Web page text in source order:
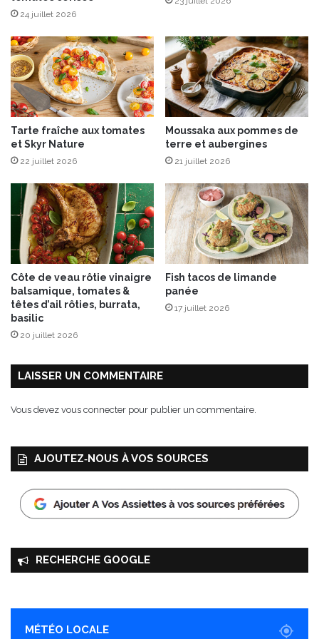
24 juillet 2026
Tarte fraîche aux tomates
et Skyr Nature
22 juillet 2026
Moussaka aux pommes de
terre et aubergines
21 juillet 2026
Côte de veau rôtie vinaigre
balsamique, tomates &
têtes d’ail rôties, burrata,
basilic
20 juillet 2026
Fish tacos de limande
panée
17 juillet 2026
LAISSER UN COMMENTAIRE
Vous devez vous connecter pour publier un commentaire.
AJOUTEZ‑NOUS À VOS SOURCES
RECHERCHE GOOGLE
MÉTÉO LOCALE